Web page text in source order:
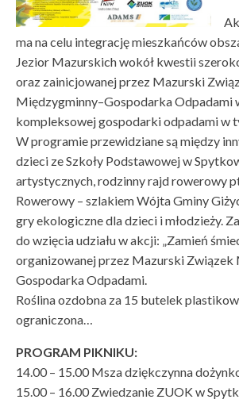
ma na celu integrację mieszkańców
Jezior Mazurskich wokół kwestii
oraz zainicjowanej przez Mazurski
Międzygminny–Gospodarka Odpadami
kompleksowej gospodarki odpadami w
W programie przewidziane są między
dzieci ze Szkoły Podstawowej w
artystycznych, rodzinny rajd rowerowy
Rowerowy – szlakiem Wójta Gminy
gry ekologiczne dla dzieci i młodzieży.
do wzięcia udziału w akcji: „Zamień
organizowanej przez Mazurski Związek
Gospodarka Odpadami.
Roślina ozdobna za 15 butelek
ograniczona…
PROGRAM PIKNIKU:
14.00 – 15.00 Msza dziękczynna
15.00 – 16.00 Zwiedzanie ZUOK w